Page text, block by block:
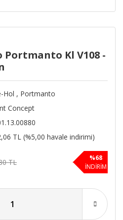
Kl V108 -
Hol , Portmanto
Concept
TL (%5,00 havale indirimi)
TL
%68
İNDİRİM